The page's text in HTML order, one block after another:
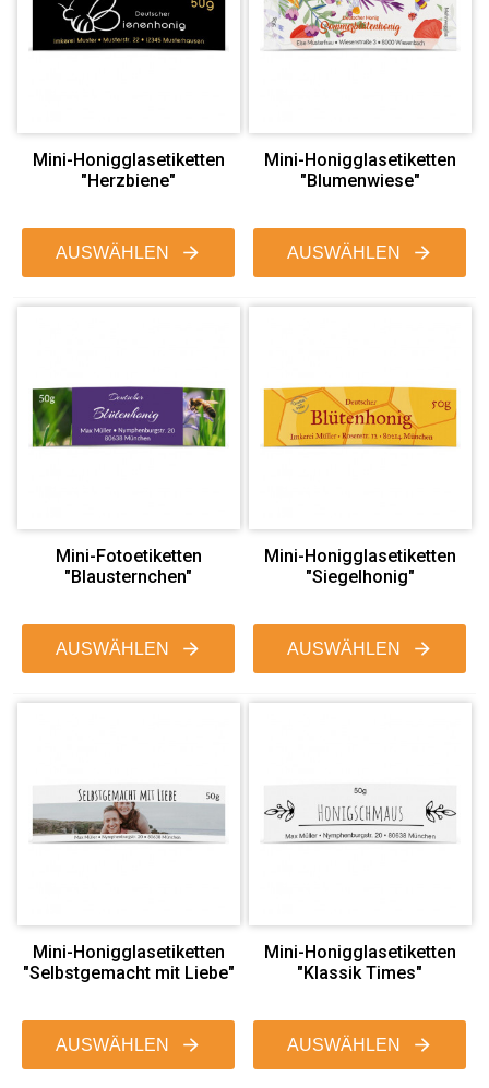
Mini-Honigglasetiketten
"Herzbiene"
AUSWÄHLEN
Mini-Honigglasetiketten
"Blumenwiese"
AUSWÄHLEN
Mini-Fotoetiketten
"Blausternchen"
AUSWÄHLEN
Mini-Honigglasetiketten
"Siegelhonig"
AUSWÄHLEN
Mini-Honigglasetiketten
"Selbstgemacht mit Liebe"
AUSWÄHLEN
Mini-Honigglasetiketten
"Klassik Times"
AUSWÄHLEN